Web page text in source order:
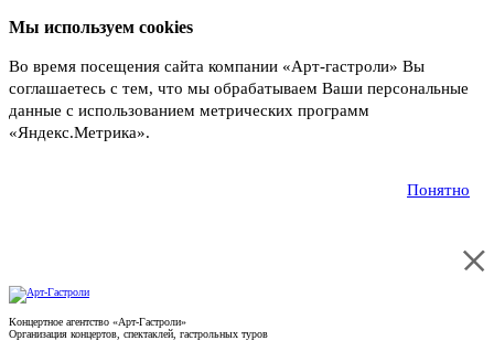
Мы используем cookies
Во время посещения сайта компании «Арт-гастроли» Вы
соглашаетесь с тем, что мы обрабатываем Ваши персональные
данные с использованием метрических программ
«Яндекс.Метрика».
Понятно
Концертное агентство «Арт-Гастроли»
Организация концертов, спектаклей, гастрольных туров